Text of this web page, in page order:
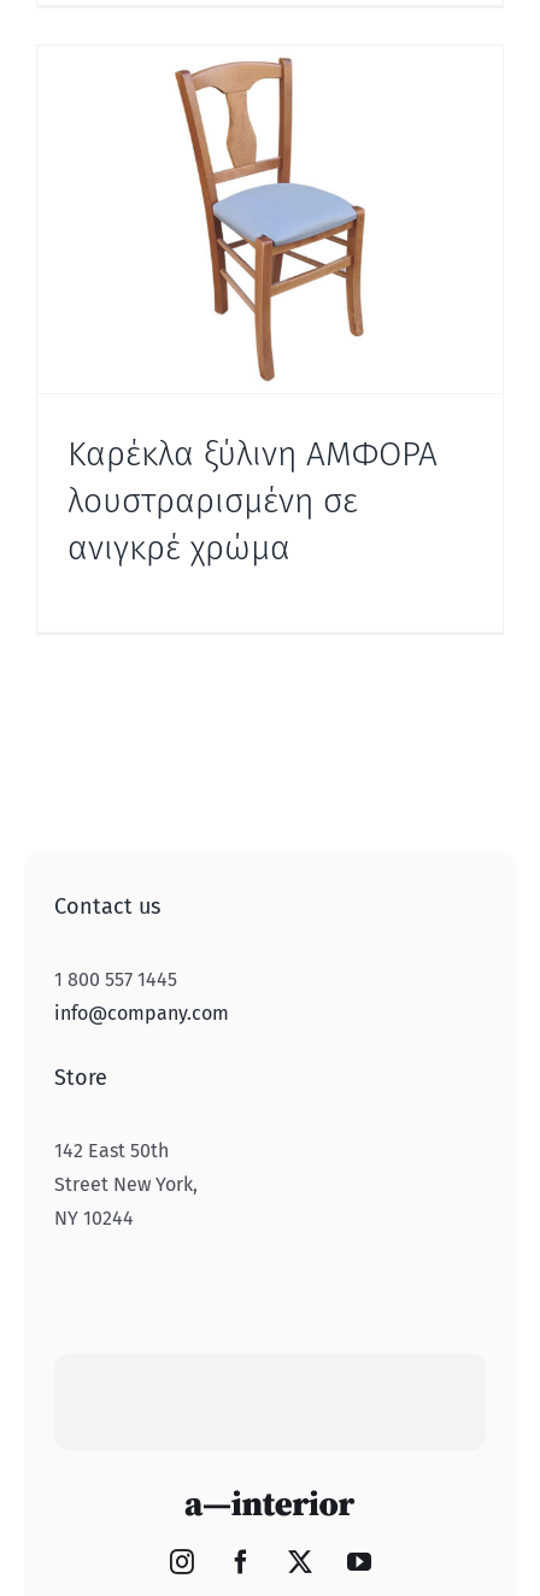
Καρέκλα ξύλινη ΑΜΦΟΡΑ
λουστραρισμένη σε
ανιγκρέ χρώμα
Contact us
1 800 557 1445
info@company.com
Store
142 East 50th
Street New York,
NY 10244